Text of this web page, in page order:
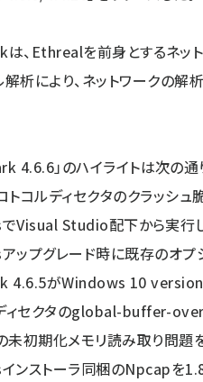
、Ethrealを前身とするネット
析により、ネットワークの解
4.6.6」のハイライトは次の通
コルディセクタのクラッシュ
Visual Studio配下から実行
ップグレード時に既存のオ
4.6.5がWindows 10
ィセクタのglobal-buffer-
初期化メモリ読み取り問題
ンストーラ同梱のNpcapを